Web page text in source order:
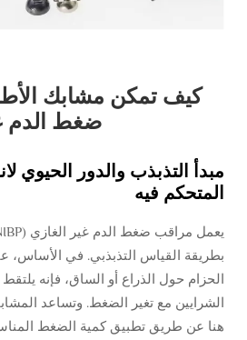
كيف تمكن مشابك
ضغط الدم
مبدأ التذبذب والدور الحيوي
المتحكم فيه
بطريقة القياس التذبذبي. في الأساس،
الحزام حول الذراع أو الساق، فإنه
الشرايين مع تغير الضغط. وتساعد
هنا عن طريق تطبيق كمية الضغط